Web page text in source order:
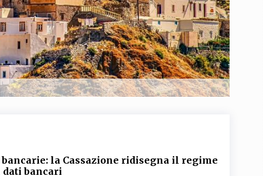
la Cassazione ridisegna il regime
dati bancari